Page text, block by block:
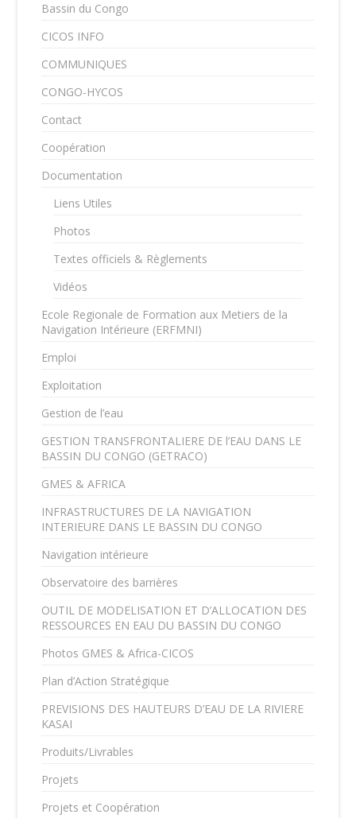
Bassin du Congo
CICOS INFO
COMMUNIQUES
CONGO-HYCOS
Contact
Coopération
Documentation
Liens Utiles
Photos
Textes officiels & Règlements
Vidéos
Ecole Regionale de Formation aux Metiers de la
Navigation Intérieure (ERFMNI)
Emploi
Exploitation
Gestion de l’eau
GESTION TRANSFRONTALIERE DE l’EAU DANS LE
BASSIN DU CONGO (GETRACO)
GMES & AFRICA
INFRASTRUCTURES DE LA NAVIGATION
INTERIEURE DANS LE BASSIN DU CONGO
Navigation intérieure
Observatoire des barrières
OUTIL DE MODELISATION ET D’ALLOCATION DES
RESSOURCES EN EAU DU BASSIN DU CONGO
Photos GMES & Africa-CICOS
Plan d’Action Stratégique
PREVISIONS DES HAUTEURS D’EAU DE LA RIVIERE
KASAI
Produits/Livrables
Projets
Projets et Coopération